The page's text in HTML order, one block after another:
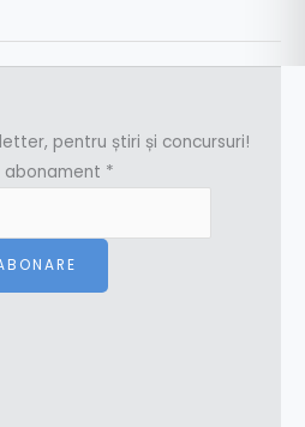
pentru știri și concursuri!
abonament *